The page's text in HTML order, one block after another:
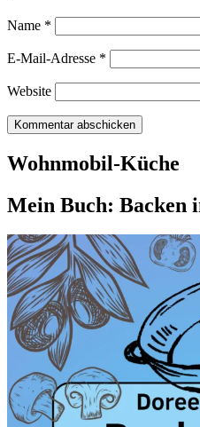
Name *
E-Mail-Adresse *
Website
Wohnmobil-Küche
Mein Buch: Backen